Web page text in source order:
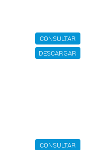
CONSULTAR
DESCARGAR
CONSULTAR